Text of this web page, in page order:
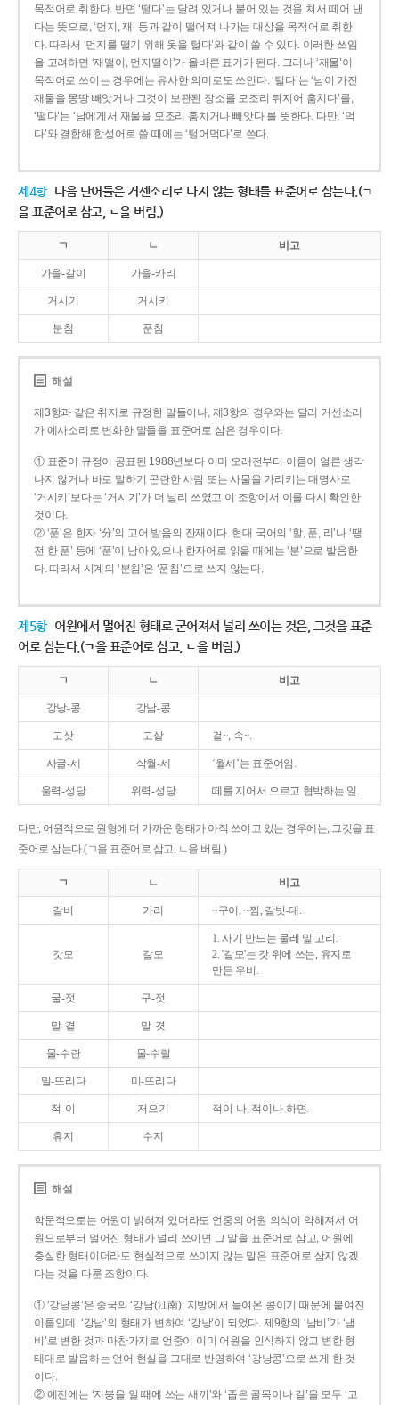
목적어로 취한다. 반면 ‘떨다’는 달려 있거나 붙어 있는 것을 쳐서 떼어 낸
다는 뜻으로, ‘먼지, 재’ 등과 같이 떨어져 나가는 대상을 목적어로 취한
다. 따라서 ‘먼지를 떨기 위해 옷을 털다’와 같이 쓸 수 있다. 이러한 쓰임
을 고려하면 ‘재떨이, 먼지떨이’가 올바른 표기가 된다. 그러나 ‘재물’이
목적어로 쓰이는 경우에는 유사한 의미로도 쓰인다. ‘털다’는 ‘남이 가진
재물을 몽땅 빼앗거나 그것이 보관된 장소를 모조리 뒤지어 훔치다’를,
‘떨다’는 ‘남에게서 재물을 모조리 훔치거나 빼앗다’를 뜻한다. 다만, ‘먹
다’와 결합해 합성어로 쓸 때에는 ‘털어먹다’로 쓴다.
제4항 다음 단어들은 거센소리로 나지 않는 형태를 표준어로 삼는다.(ㄱ
을 표준어로 삼고, ㄴ을 버림.)
ㄱ ㄴ 비고
가을-갈이 가을-카리
거시기 거시키
분침 푼침
해설
제3항과 같은 취지로 규정한 말들이나, 제3항의 경우와는 달리 거센소리
가 예사소리로 변화한 말들을 표준어로 삼은 경우이다.
① 표준어 규정이 공표된 1988년보다 이미 오래전부터 이름이 얼른 생각
나지 않거나 바로 말하기 곤란한 사람 또는 사물을 가리키는 대명사로
‘거시키’보다는 ‘거시기’가 더 널리 쓰였고 이 조항에서 이를 다시 확인한
것이다.
② ‘푼’은 한자 ‘分’의 고어 발음의 잔재이다. 현대 국어의 ‘할, 푼, 리’나 ‘땡
전 한 푼’ 등에 ‘푼’이 남아 있으나 한자어로 읽을 때에는 ‘분’으로 발음한
다. 따라서 시계의 ‘분침’은 ‘푼침’으로 쓰지 않는다.
제5항 어원에서 멀어진 형태로 굳어져서 널리 쓰이는 것은, 그것을 표준
어로 삼는다.(ㄱ을 표준어로 삼고, ㄴ을 버림.)
ㄱ ㄴ 비고
강낭-콩 강남-콩
고삿 고샅 겉~, 속~.
사글-세 삭월-세 ‘월세’는 표준어임.
울력-성당 위력-성당 떼를 지어서 으르고 협박하는 일.
다만, 어원적으로 원형에 더 가까운 형태가 아직 쓰이고 있는 경우에는, 그것을 표
준어로 삼는다.(ㄱ을 표준어로 삼고, ㄴ을 버림.)
ㄱ ㄴ 비고
갈비 가리 ~구이, ~찜, 갈빗-대.
갓모 갈모
1. 사기 만드는 물레 밑 고리.
2. '갈모'는 갓 위에 쓰는, 유지로
만든 우비.
굴-젓 구-젓
말-곁 말-겻
물-수란 물-수랄
밀-뜨리다 미-뜨리다
적-이 저으기 적이-나, 적이나-하면.
휴지 수지
해설
학문적으로는 어원이 밝혀져 있더라도 언중의 어원 의식이 약해져서 어
원으로부터 멀어진 형태가 널리 쓰이면 그 말을 표준어로 삼고, 어원에
충실한 형태이더라도 현실적으로 쓰이지 않는 말은 표준어로 삼지 않겠
다는 것을 다룬 조항이다.
① ‘강낭콩’은 중국의 ‘강남(江南)’ 지방에서 들여온 콩이기 때문에 붙여진
이름인데, ‘강남’의 형태가 변하여 ‘강낭’이 되었다. 제9항의 ‘남비’가 ‘냄
비’로 변한 것과 마찬가지로 언중이 이미 어원을 인식하지 않고 변한 형
태대로 발음하는 언어 현실을 그대로 반영하여 ‘강낭콩’으로 쓰게 한 것
이다.
② 예전에는 ‘지붕을 일 때에 쓰는 새끼’와 ‘좁은 골목이나 길’을 모두 ‘고